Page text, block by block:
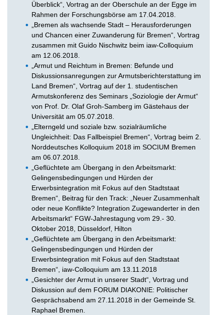
Überblick“, Vortrag an der Oberschule an der Egge im
Rahmen der Forschungsbörse am 17.04.2018.
„Bremen als wachsende Stadt – Herausforderungen
und Chancen einer Zuwanderung für Bremen“, Vortrag
zusammen mit Guido Nischwitz beim iaw-Colloquium
am 12.06.2018.
„Armut und Reichtum in Bremen: Befunde und
Diskussionsanregungen zur Armutsberichterstattung im
Land Bremen“, Vortrag auf der 1. studentischen
Armutskonferenz des Seminars „Soziologie der Armut“
von Prof. Dr. Olaf Groh-Samberg im Gästehaus der
Universität am 05.07.2018.
„Elterngeld und soziale bzw. sozialräumliche
Ungleichheit: Das Fallbeispiel Bremen“, Vortrag beim 2.
Norddeutsches Kolloquium 2018 im SOCIUM Bremen
am 06.07.2018.
„Geflüchtete am Übergang in den Arbeitsmarkt:
Gelingensbedingungen und Hürden der
Erwerbsintegration mit Fokus auf den Stadtstaat
Bremen“, Beitrag für den Track: „Neuer Zusammenhalt
oder neue Konflikte? Integration Zugewanderter in den
Arbeitsmarkt“ FGW-Jahrestagung vom 29.- 30.
Oktober 2018, Düsseldorf, Hilton
„Geflüchtete am Übergang in den Arbeitsmarkt:
Gelingensbedingungen und Hürden der
Erwerbsintegration mit Fokus auf den Stadtstaat
Bremen“, iaw-Colloquium am 13.11.2018
„Gesichter der Armut in unserer Stadt“, Vortrag und
Diskussion auf dem FORUM DIAKONIE: Politischer
Gesprächsabend am 27.11.2018 in der Gemeinde St.
Raphael Bremen.